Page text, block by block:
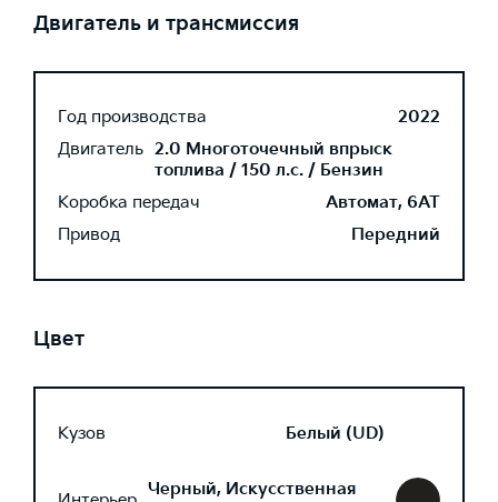
Двигатель и трансмиссия
Год производства
2022
Двигатель 2.0 Многоточечный впрыск
топлива / 150 л.с. / Бензин
Коробка передач
Автомат, 6AT
Привод
Передний
Цвет
Кузов Белый (UD)
Черный, Искусственная